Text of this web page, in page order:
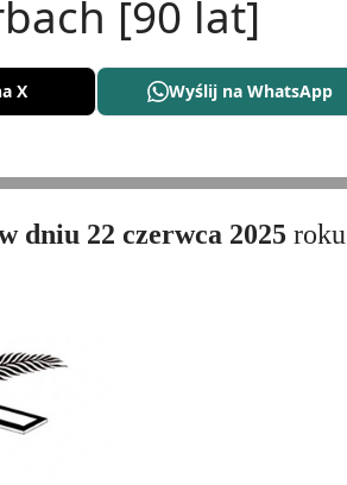
[90 lat]
X Wyślij na WhatsApp
dniu 22 czerwca 2025 roku